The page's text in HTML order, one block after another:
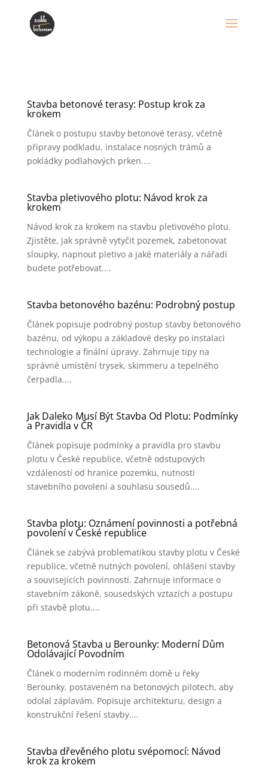
Stavba betonové terasy: Postup krok za
krokem
Článek o postupu stavby betonové terasy, včetně
přípravy podkladu, instalace nosných trámů a
pokládky podlahových prken....
Stavba pletivového plotu: Návod krok za
krokem
Návod krok za krokem na stavbu pletivového plotu.
Zjistěte, jak správně vytyčit pozemek, zabetonovat
sloupky, napnout pletivo a jaké materiály a nářadí
budete potřebovat....
Stavba betonového bazénu: Podrobný postup
Článek popisuje podrobný postup stavby betonového
bazénu, od výkopu a základové desky po instalaci
technologie a finální úpravy. Zahrnuje tipy na
správné umístění trysek, skimmeru a tepelného
čerpadla....
Jak Daleko Musí Být Stavba Od Plotu: Podmínky
a Pravidla v ČR
Článek popisuje podmínky a pravidla pro stavbu
plotu v České republice, včetně odstupových
vzdáleností od hranice pozemku, nutnosti
stavebního povolení a souhlasu sousedů....
Stavba plotu: Oznámení povinnosti a potřebná
povolení v České republice
Článek se zabývá problematikou stavby plotu v České
republice, včetně nutných povolení, ohlášení stavby
a souvisejících povinností. Zahrnuje informace o
stavebním zákoně, sousedských vztazích a postupu
při stavbě plotu....
Betonová Stavba u Berounky: Moderní Dům
Odolávající Povodním
Článek o moderním rodinném domě u řeky
Berounky, postaveném na betonových pilotech, aby
odolal záplavám. Popisuje architekturu, design a
konstrukční řešení stavby....
Stavba dřevěného plotu svépomocí: Návod
krok za krokem